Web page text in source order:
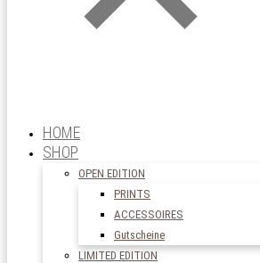
HOME
SHOP
OPEN EDITION
PRINTS
ACCESSOIRES
Gutscheine
LIMITED EDITION